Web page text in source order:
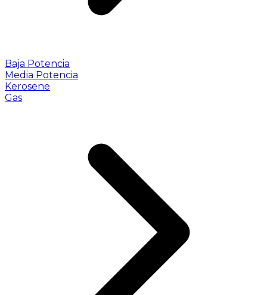
Baja Potencia
Media Potencia
Kerosene
Gas